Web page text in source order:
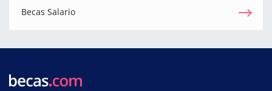
Becas Salario